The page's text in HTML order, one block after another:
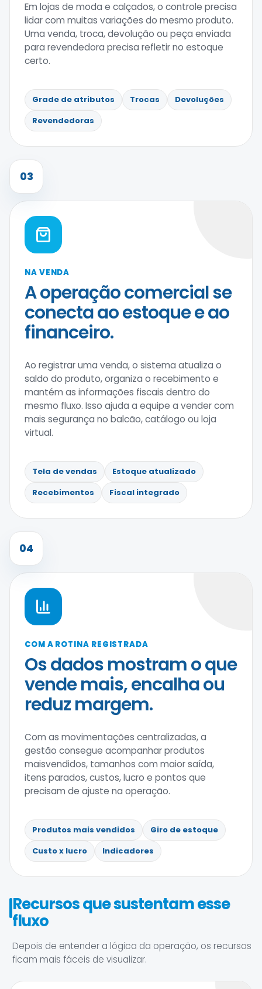
Em lojas de moda e calçados, o controle precisa
lidar com muitas variações do mesmo produto.
Uma venda, troca, devolução ou peça enviada
para revendedora precisa refletir no estoque
certo.
Grade de atributos Trocas
Devoluções
Revendedoras
03
NA VENDA
A operação comercial se
conecta ao estoque e ao
financeiro.
Ao registrar uma venda, o sistema atualiza o
saldo do produto, organiza o recebimento e
mantém as informações fiscais dentro do
mesmo fluxo. Isso ajuda a equipe a vender com
mais segurança no balcão, catálogo ou loja
virtual.
Tela de vendas
Estoque atualizado
Recebimentos
Fiscal integrado
04
COM A ROTINA REGISTRADA
Os dados mostram o que
vende mais, encalha ou
reduz margem.
Com as movimentações centralizadas, a
gestão consegue acompanhar produtos
maisvendidos, tamanhos com maior saída,
itens parados, custos, lucro e pontos que
precisam de ajuste na operação.
Produtos mais vendidos
Giro de estoque
Custo x lucro
Indicadores
Recursos que sustentam esse
fluxo
Depois de entender a lógica da operação, os recursos
ficam mais fáceis de visualizar.